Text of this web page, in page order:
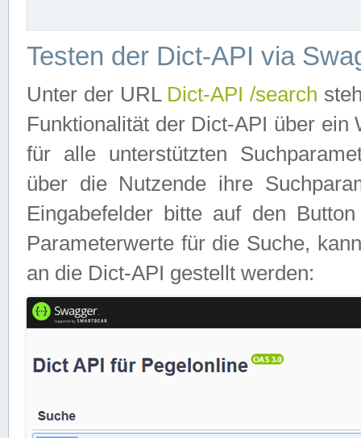
Testen der Dict-API via
Unter der URL Dict-API /search
Funktionalität der Dict-API über
für alle unterstützten
über die Nutzende ihre
Eingabefelder bitte auf den
Parameterwerte für die Suche,
an die Dict-API gestellt werden: